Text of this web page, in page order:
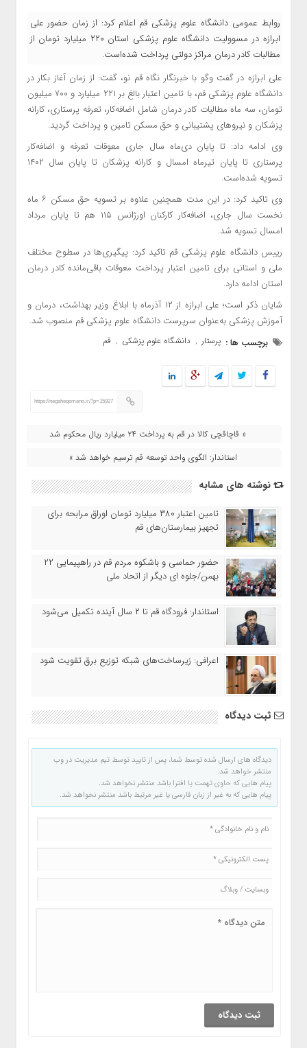
روابط عمومی دانشگاه علوم پزشکی قم اعلام کرد: از زمان حضور علی
ابرازه در مسوولیت دانشگاه علوم پزشکی استان ۲۲۰ میلیارد تومان از
مطالبات کادر درمان مراکز دولتی پرداخت شده‌است.
علی ابرازه در گفت وگو با خبرنگار نگاه قم نو، گفت: از زمان آغاز بکار در
دانشگاه علوم پزشکی قم، با تامین اعتبار بالغ بر ۲۲۱ میلیارد و ۷۰۰ میلیون
تومان، سه ماه مطالبات کادر درمان شامل اضافه‌کار، تعرفه پرستاری، کارانه
پزشکان و نیروهای پشتیبانی و حق مسکن تامین و پرداخت گردید.
وی ادامه داد: تا پایان دی‌ماه سال جاری معوقات تعرفه و اضافه‌کار
پرستاری تا پایان تیرماه امسال و کارانه پزشکان تا پایان سال ۱۴۰۲
تسویه شده‌است.
وی تاکید کرد: در این مدت همچنین علاوه بر تسویه حق مسکن ۶ ماه
نخست سال جاری، اضافه‌کار کارکنان اورژانس ۱۱۵ هم تا پایان مرداد
امسال تسویه شد.
رییس دانشگاه علوم پزشکی قم تاکید کرد: پیگیری‌ها در سطوح مختلف
ملی و استانی برای تامین اعتبار پرداخت معوقات باقی‌مانده کادر درمان
استان ادامه دارد.
شایان ذکر است؛ علی ابرازه از ۱۲ آذرماه با ابلاغ وزیر بهداشت، درمان و
آموزش پزشکی به‌عنوان سرپرست دانشگاه علوم پزشکی قم منصوب شد.
برچسب ها : پرستار , دانشگاه علوم پزشکی , قم
https://negaheqomeno.ir/?p=15927
« قاچاقچی کالا در قم به پرداخت ۲۴ میلیارد ریال محکوم شد
استاندار: الگوی واحد توسعه قم ترسیم خواهد شد »
نوشته های مشابه
تامین اعتبار ۳۸۰ میلیارد تومان اوراق مرابحه برای
تجهیز بیمارستان‌های قم
حضور حماسی و باشکوه مردم قم در راهپیمایی ۲۲
بهمن/جلوه ای دیگر از اتحاد ملی
استاندار: فرودگاه قم تا ۲ سال آینده تکمیل می‌شود
اعرافی: زیرساخت‌های شبکه توزیع برق تقویت شود
ثبت دیدگاه
دیدگاه های ارسال شده توسط شما، پس از تایید توسط تیم مدیریت در وب
منتشر خواهد شد.
پیام هایی که حاوی تهمت یا افترا باشد منتشر نخواهد شد.
پیام هایی که به غیر از زبان فارسی یا غیر مرتبط باشد منتشر نخواهد شد.